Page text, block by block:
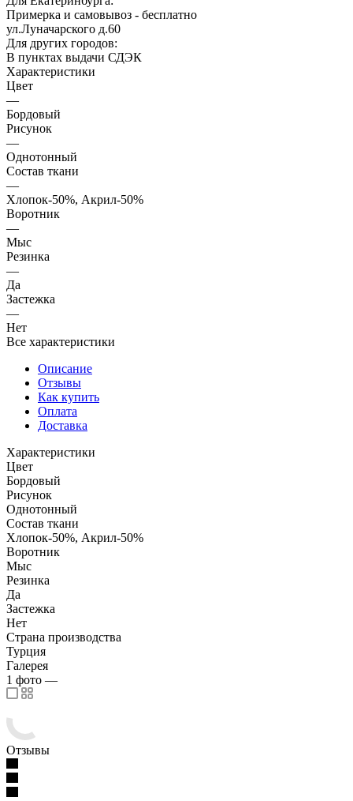
Примерка и самовывоз - бесплатно
ул.Луначарского д.60
Для других городов:
В пунктах выдачи СДЭК
Характеристики
Цвет
—
Бордовый
Рисунок
—
Однотонный
Состав ткани
—
Хлопок-50%, Акрил-50%
Воротник
—
Мыс
Резинка
—
Да
Застежка
—
Нет
Все характеристики
Описание
Отзывы
Как купить
Оплата
Доставка
Характеристики
Цвет
Бордовый
Рисунок
Однотонный
Состав ткани
Хлопок-50%, Акрил-50%
Воротник
Мыс
Резинка
Да
Застежка
Нет
Страна производства
Турция
Галерея
1 фото —
Отзывы